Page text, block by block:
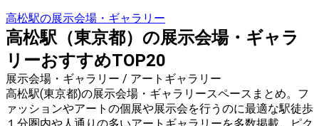
高松駅の展示会場・ギャラリー
高松駅（東京都）の展示会場・ギャラ
リーおすすめTOP20
展示会場・ギャラリー / アートギャラリー
高松駅(東京都)の展示会場・ギャラリースペースまとめ。フ
ァッションやアートの個展や展示会を行うのに最適な駅徒歩